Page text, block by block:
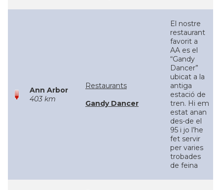
Ann Arbor
403 km
Restaurants
Gandy Dancer
El nostre
restaurant
favorit a
AA es el
“Gandy
Dancer”
ubicat a la
antiga
estació de
tren. Hi em
estat anan
des-de el
95 i jo l’he
fet servir
per varies
trobades
de feina